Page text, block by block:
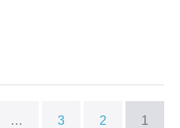
1
2
3
…